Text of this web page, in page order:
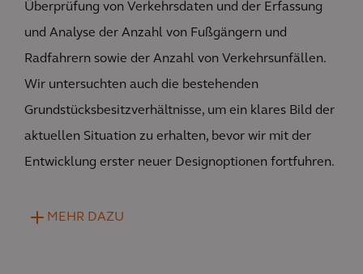
Überprüfung von Verkehrsdaten und der Erfassung
und Analyse der Anzahl von Fußgängern und
Radfahrern sowie der Anzahl von Verkehrsunfällen.
Wir untersuchten auch die bestehenden
Grundstücksbesitzverhältnisse, um ein klares Bild der
aktuellen Situation zu erhalten, bevor wir mit der
Entwicklung erster neuer Designoptionen fortfuhren.
MEHR DAZU